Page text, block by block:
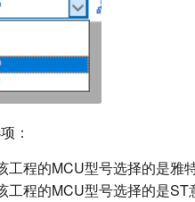
：
工程的MCU型号选择的是
工程的MCU型号选择的是